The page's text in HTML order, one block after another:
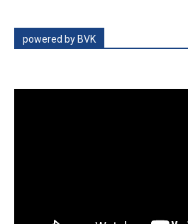
powered by BVK